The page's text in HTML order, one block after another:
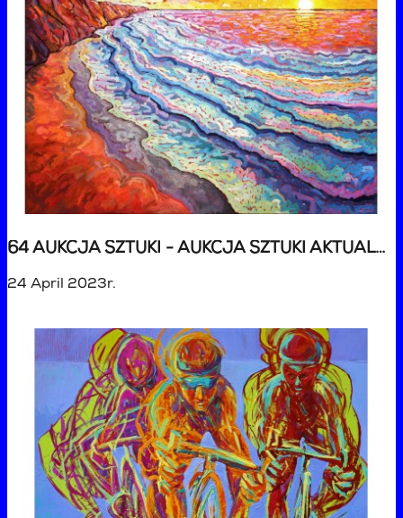
64 AUKCJA SZTUKI - AUKCJA SZTUKI AKTUALNEJ
24 April 2023r.